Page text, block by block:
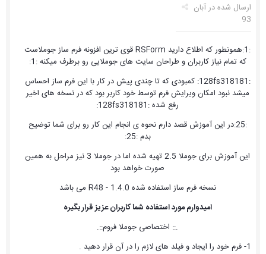
ارسال شده درآبان
93
:1:همونطور که اطلاع دارید RSForm قوی ترین افزونه فرم ساز جوملاست
که تمام نیاز کاربران و طراحان سایت های جوملایی رو برطرف میکنه :1:
:128fs318181: کمبودی که تا چندی پیش در کار با این فرم ساز احساس
میشد نبود امکان ویرایش فرم توسط خود کاربر بود که در نسخه های اخیر
رفع شده :128fs318181:
:25:در این آموزش قصد دارم نحوه ی انجام این کار رو برای شما توضیح
بدم :25:
این آموزش برای جوملا 2.5 تهیه شده اما در جوملا 3 نیز مراحل به همین
صورت خواهد بود
نسخه فرم ساز استفاده شده 1.4.0 - R48 می باشد
امیدوارم مورد استفاده شما کاربران عزیز قرار بگیره
.:: اختصاصی جوملا فروم::.
1- فرم خود را ایجاد و فیلد های لازم را در آن قرار دهید .